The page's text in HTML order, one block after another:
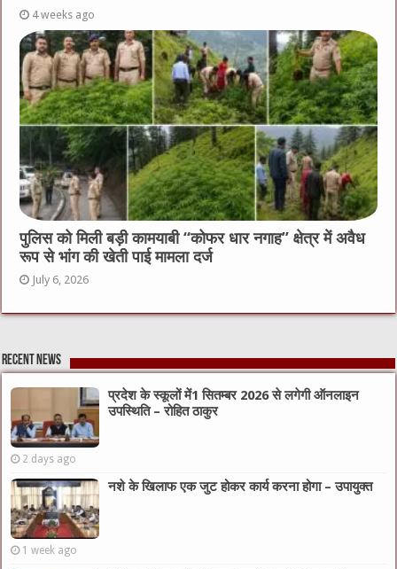
4 weeks ago
पुलिस को मिली बड़ी कामयाबी “कोफर धार नगाह” क्षेत्र में अवैध
रूप से भांग की खेती पाई मामला दर्ज
July 6, 2026
Recent News
प्रदेश के स्कूलों में1 सितम्बर 2026 से लगेगी ऑनलाइन
उपस्थिति – रोहित ठाकुर
2 days ago
नशे के खिलाफ एक जुट होकर कार्य करना होगा – उपायुक्त
1 week ago